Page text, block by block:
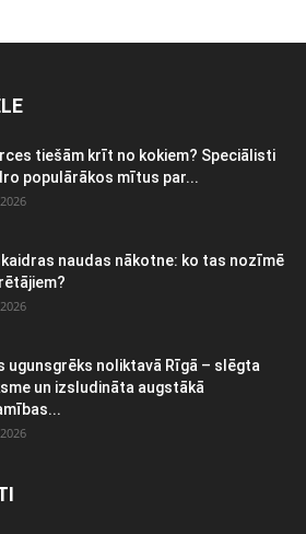
tiešām krīt no kokiem? Speciālisti
populārākos mītus par...
naudas nākotne: ko tas nozīmē
ugunsgrēks noliktavā Rīgā – slēgta
un izsludināta augstākā